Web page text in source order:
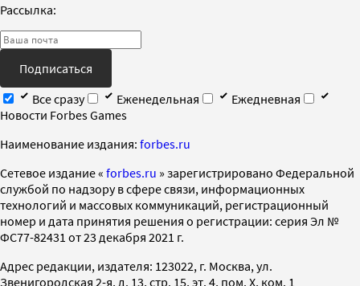
Рассылка:
Подписаться
Все сразу
Еженедельная
Ежедневная
Новости Forbes Games
Наименование издания: forbes.ru
Cетевое издание « forbes.ru » зарегистрировано Федеральной
службой по надзору в сфере связи, информационных
технологий и массовых коммуникаций, регистрационный
номер и дата принятия решения о регистрации: серия Эл №
ФС77-82431 от 23 декабря 2021 г.
Адрес редакции, издателя: 123022, г. Москва, ул.
Звенигородская 2-я, д. 13, стр. 15, эт. 4, пом. X, ком. 1